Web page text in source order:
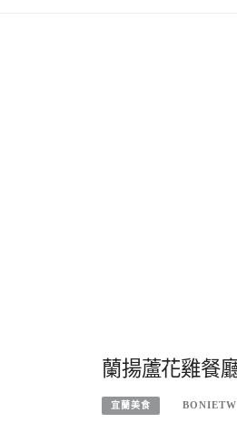
蘭揚蘆花雞餐
宜蘭美食 BONIETW